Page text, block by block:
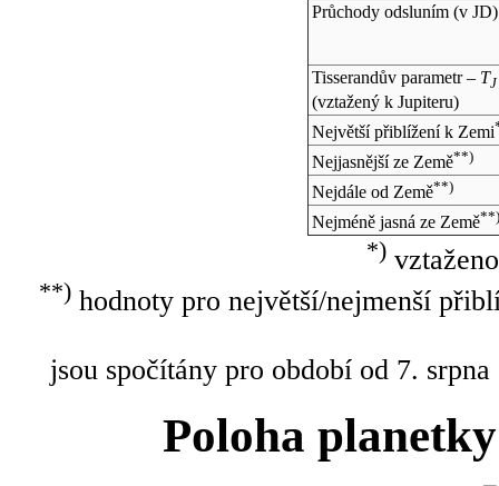
Průchody odsluním (v JD)
Tisserandův parametr – TJ
(vztažený k Jupiteru)
Největší přiblížení k Zemi
Nejjasnější ze Země**)
Nejdále od Země**)
Nejméně jasná ze Země**)
*)
**)hodnoty pro největší/nejmenší
jsou spočítány pro období od 7.
Poloha